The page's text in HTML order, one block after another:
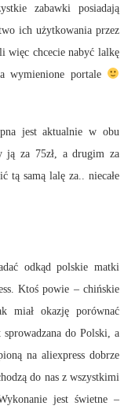
zabawki posiadają
ich użytkowania przez
więc chcecie nabyć lalkę
wymienione portale
jest aktualnie w obu
ją za 75zł, a drugim za
tą samą lalę za.. niecałe
odkąd polskie matki
Ktoś powie – chińskie
miał okazję porównać
do Polski, a
na aliexpress dobrze
do nas z wszystkimi
jest świetne –